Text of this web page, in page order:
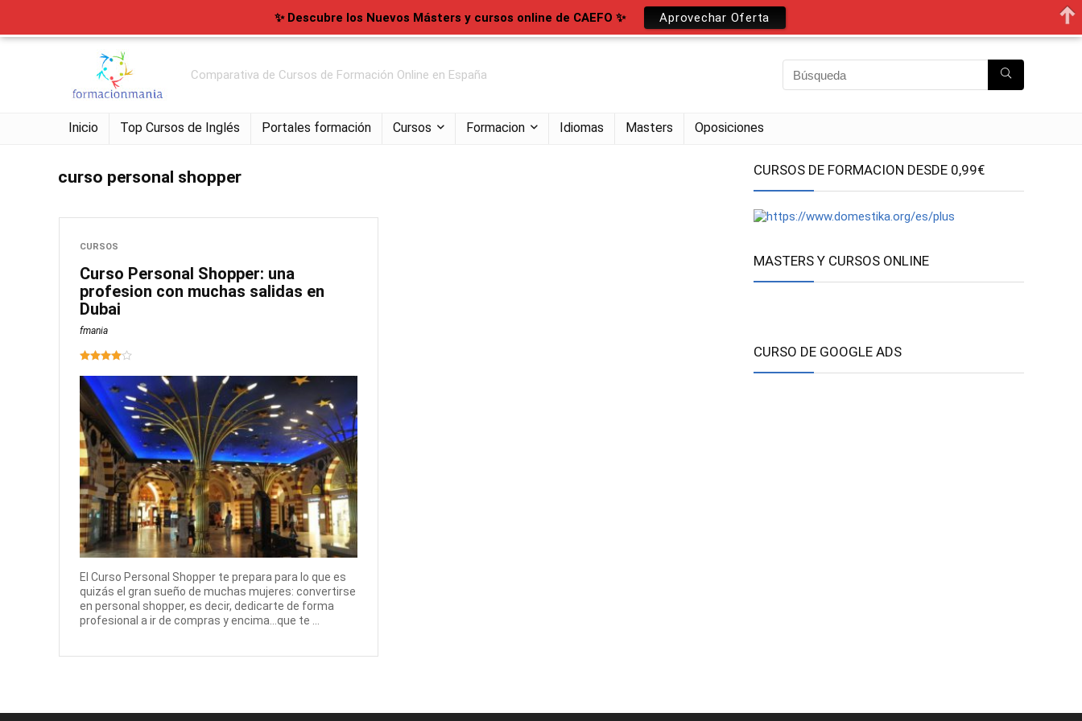
Comparativa de Cursos de Formación Online en España
Inicio Top Cursos de Inglés Portales formación Cursos Formacion Idiomas Masters Oposiciones
curso personal shopper
CURSOS
Curso Personal Shopper: una
profesion con muchas salidas en
Dubai
fmania
El Curso Personal Shopper te prepara para lo que es
quizás el gran sueño de muchas mujeres: convertirse
en personal shopper, es decir, dedicarte de forma
profesional a ir de compras y encima...que te ...
CURSOS DE FORMACION DESDE 0,99€
MASTERS Y CURSOS ONLINE
CURSO DE GOOGLE ADS
✨ Descubre los Nuevos Másters y cursos online de CAEFO ✨ Aprovechar Oferta